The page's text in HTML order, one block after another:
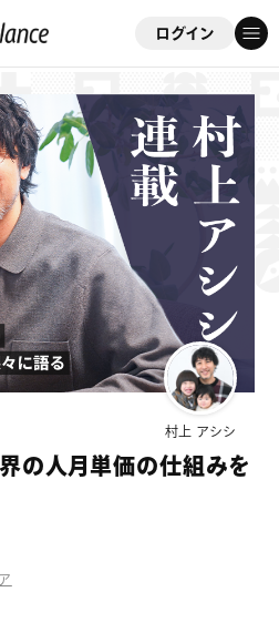
ログイン
サイト
ゲスト
村上 アシシ
の人月単価の仕組みを